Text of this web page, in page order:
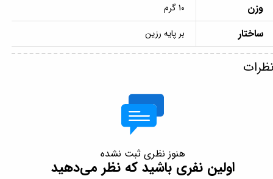
وزن 10 گرم
ساختار بر پایه رزین
هنوز نظری ثبت نشده
اولین نفری باشید که نظر می‌دهید